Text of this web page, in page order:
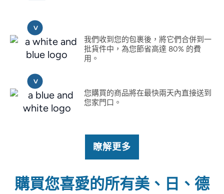
我們收到您的包裹後，將它們合併到一
批貨件中，為您節省高達 80% 的費
用。
您購買的商品將在最快兩天內直接送到
您家門口。
瞭解更多
購買您喜愛的所有美、日、德